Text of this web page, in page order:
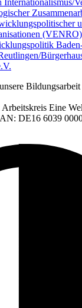
(VENRO)
Eine
DE16 6039